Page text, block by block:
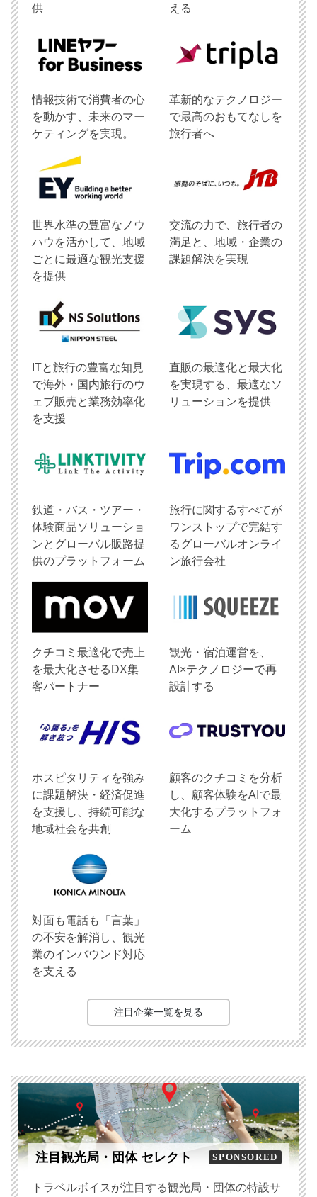
供 える
情報技術で消費者の心
を動かす、未来のマー
ケティングを実現。
革新的なテクノロジー
で最高のおもてなしを
旅行者へ
世界水準の豊富なノウ
ハウを活かして、地域
ごとに最適な観光支援
を提供
交流の力で、旅行者の
満足と、地域・企業の
課題解決を実現
ITと旅行の豊富な知見
で海外・国内旅行のウ
ェブ販売と業務効率化
を支援
直販の最適化と最大化
を実現する、最適なソ
リューションを提供
鉄道・バス・ツアー・
体験商品ソリューショ
ンとグローバル販路提
供のプラットフォーム
旅行に関するすべてが
ワンストップで完結す
るグローバルオンライ
ン旅行会社
クチコミ最適化で売上
を最大化させるDX集
客パートナー
観光・宿泊運営を、
AI×テクノロジーで再
設計する
ホスピタリティを強み
に課題解決・経済促進
を支援し、持続可能な
地域社会を共創
顧客のクチコミを分析
し、顧客体験をAIで最
大化するプラットフォ
ーム
対面も電話も「言葉」
の不安を解消し、観光
業のインバウンド対応
を支える
注目企業一覧を見る
注目観光局・団体 セレクト SPONSORED
トラベルボイスが注目する観光局・団体の特設サ